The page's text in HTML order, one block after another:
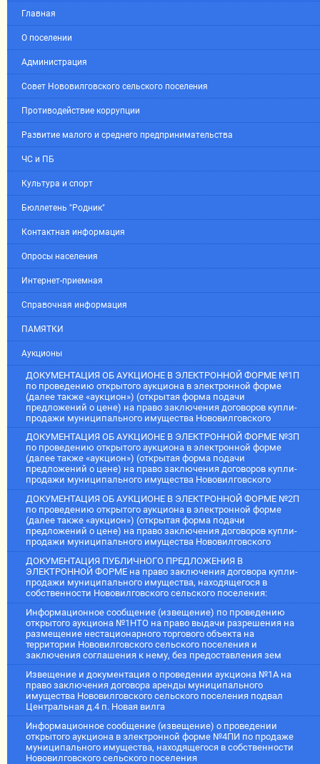
Главная
О поселении
Администрация
Совет Нововилговского сельского поселения
Противодействие коррупции
Развитие малого и среднего предпринимательства
ЧС и ПБ
Культура и спорт
Бюллетень "Родник"
Контактная информация
Опросы населения
Интернет-приемная
Справочная информация
ПАМЯТКИ
Аукционы
ДОКУМЕНТАЦИЯ ОБ АУКЦИОНЕ В ЭЛЕКТРОННОЙ ФОРМЕ №1П
по проведению открытого аукциона в электронной форме
(далее также «аукцион») (открытая форма подачи
предложений о цене) на право заключения договоров купли-
продажи муниципального имущества Нововилговского
ДОКУМЕНТАЦИЯ ОБ АУКЦИОНЕ В ЭЛЕКТРОННОЙ ФОРМЕ №3П
по проведению открытого аукциона в электронной форме
(далее также «аукцион») (открытая форма подачи
предложений о цене) на право заключения договоров купли-
продажи муниципального имущества Нововилговского
ДОКУМЕНТАЦИЯ ОБ АУКЦИОНЕ В ЭЛЕКТРОННОЙ ФОРМЕ №2П
по проведению открытого аукциона в электронной форме
(далее также «аукцион») (открытая форма подачи
предложений о цене) на право заключения договоров купли-
продажи муниципального имущества Нововилговского
ДОКУМЕНТАЦИЯ ПУБЛИЧНОГО ПРЕДЛОЖЕНИЯ В
ЭЛЕКТРОННОЙ ФОРМЕ на право заключения договора купли-
продажи муниципального имущества, находящегося в
собственности Нововилговского сельского поселения:
Информационное сообщение (извещение) по проведению
открытого аукциона №1НТО на право выдачи разрешения на
размещение нестационарного торгового объекта на
территории Нововилговского сельского поселения и
заключения соглашения к нему, без предоставления зем
Извещение и документация о проведении аукциона №1А на
право заключения договора аренды муниципального
имущества Нововилговского сельского поселения подвал
Центральная д.4 п. Новая вилга
Информационное сообщение (извещение) о проведении
открытого аукциона в электронной форме №4ПИ по продаже
муниципального имущества, находящегося в собственности
Нововилговского сельского поселения